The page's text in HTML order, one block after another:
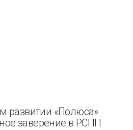
развитии «Полюса»
заверение в РСПП